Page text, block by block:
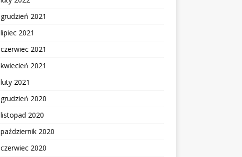
grudzień 2021
lipiec 2021
czerwiec 2021
kwiecień 2021
luty 2021
grudzień 2020
listopad 2020
październik 2020
czerwiec 2020